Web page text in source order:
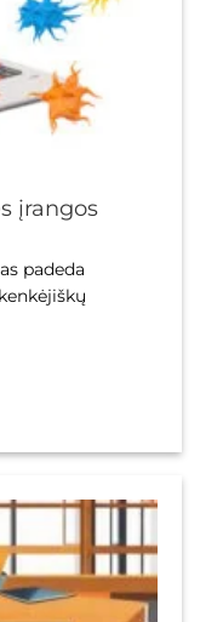
įrangos
padeda